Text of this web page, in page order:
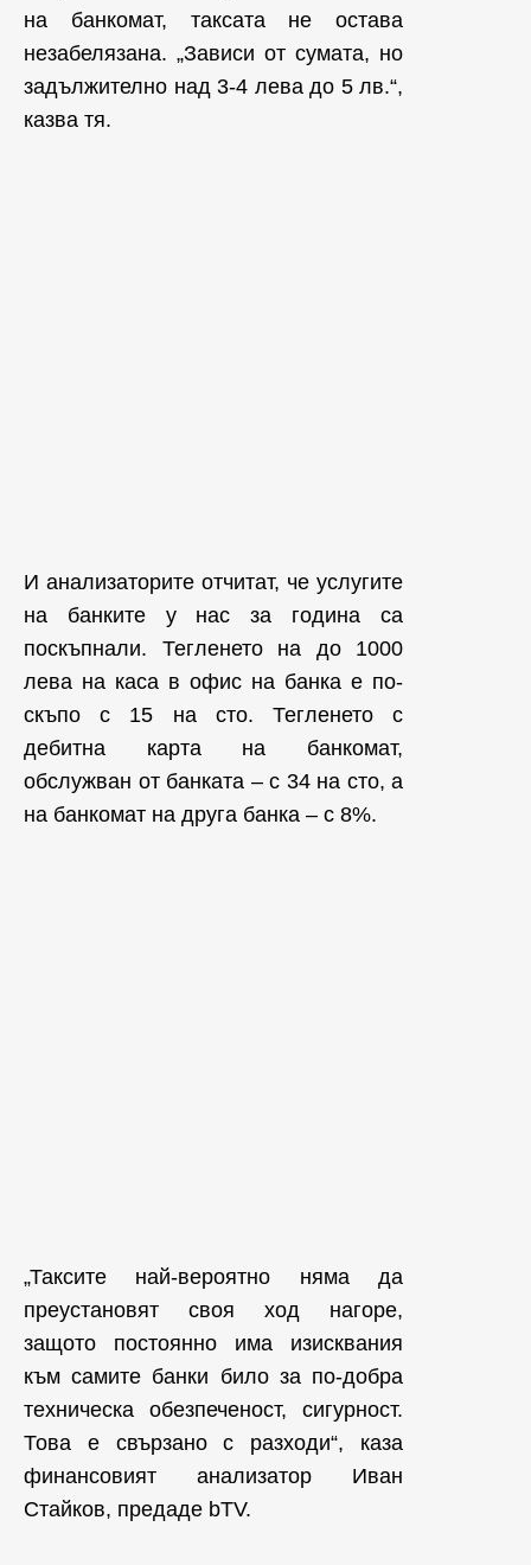
на банкомат, таксата не остава
незабелязана. „Зависи от сумата, но
задължително над 3-4 лева до 5 лв.“,
казва тя.
И анализаторите отчитат, че услугите
на банките у нас за година са
поскъпнали. Тегленето на до 1000
лева на каса в офис на банка е по-
скъпо с 15 на сто. Тегленето с
дебитна карта на банкомат,
обслужван от банката – с 34 на сто, а
на банкомат на друга банка – с 8%.
„Таксите най-вероятно няма да
преустановят своя ход нагоре,
защото постоянно има изисквания
към самите банки било за по-добра
техническа обезпеченост, сигурност.
Това е свързано с разходи“, каза
финансовият анализатор Иван
Стайков, предаде bTV.